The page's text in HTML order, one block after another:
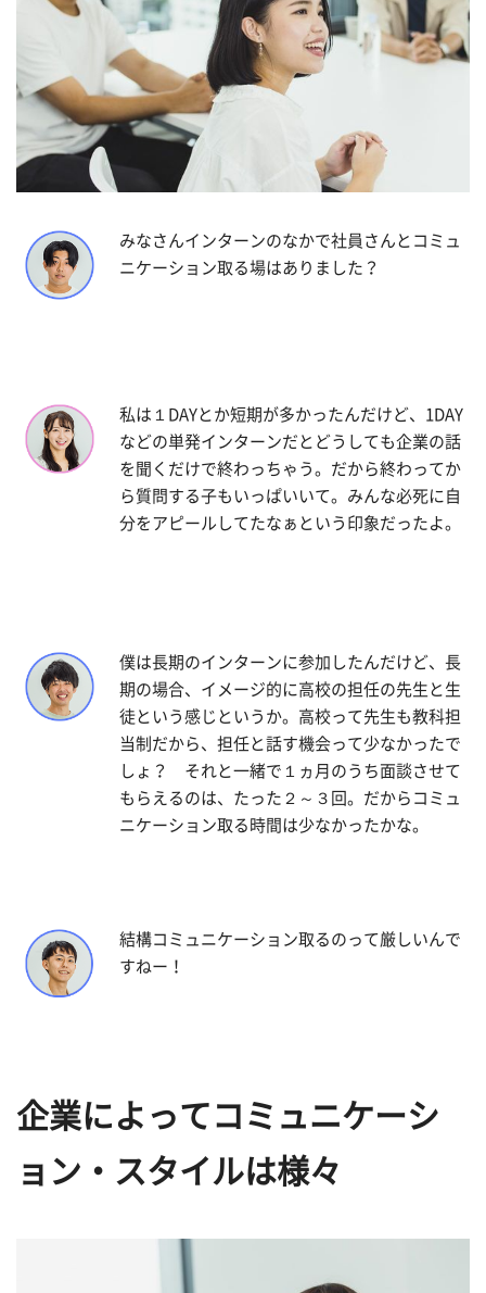
みなさんインターンのなかで社員さんとコミュ
ニケーション取る場はありました？
私は１DAYとか短期が多かったんだけど、1DAY
などの単発インターンだとどうしても企業の話
を聞くだけで終わっちゃう。だから終わってか
ら質問する子もいっぱいいて。みんな必死に自
分をアピールしてたなぁという印象だったよ。
僕は長期のインターンに参加したんだけど、長
期の場合、イメージ的に高校の担任の先生と生
徒という感じというか。高校って先生も教科担
当制だから、担任と話す機会って少なかったで
しょ？ それと一緒で１ヵ月のうち面談させて
もらえるのは、たった２～３回。だからコミュ
ニケーション取る時間は少なかったかな。
結構コミュニケーション取るのって厳しいんで
すねー！
企業によってコミュニケーシ
ョン・スタイルは様々